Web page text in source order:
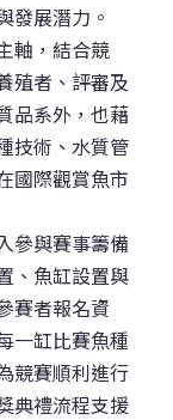
發展潛力。
軸，結合競
殖者、評審及
品系外，也藉
技術、水質管
國際觀賞魚市
與賽事籌備
、魚缸設置與
賽者報名資
一缸比賽魚種
競賽順利進行
典禮流程支援